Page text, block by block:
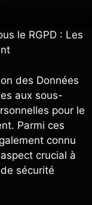
le RGPD : Les
des Données
aux sous-
pour le
Parmi ces
connu
crucial à
sécurité